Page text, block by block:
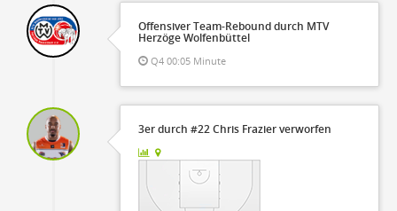
Offensiver Team-Rebound durch MTV
Herzöge Wolfenbüttel
Q4 00:05 Minute
3er durch #22 Chris Frazier verworfen